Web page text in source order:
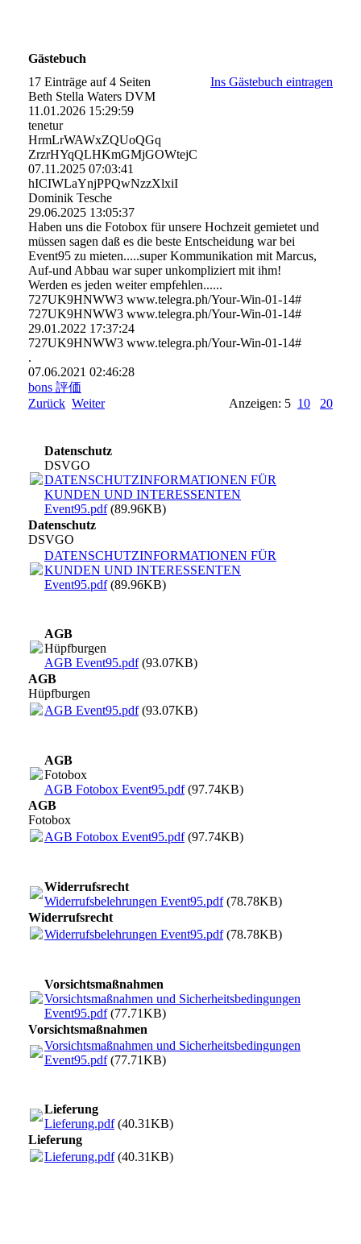
Gästebuch
17 Einträge auf 4 Seiten
Ins Gästebuch eintragen
Beth Stella Waters DVM
11.01.2026 15:29:59
tenetur
HrmLrWAWxZQUoQGq
ZrzrHYqQLHKmGMjGOWtejC
07.11.2025 07:03:41
hICIWLaYnjPPQwNzzXlxiI
Dominik Tesche
29.06.2025 13:05:37
Haben uns die Fotobox für unsere Hochzeit gemietet und
müssen sagen daß es die beste Entscheidung war bei
Event95 zu mieten.....super Kommunikation mit Marcus,
Auf-und Abbau war super unkompliziert mit ihm!
Werden es jeden weiter empfehlen......
727UK9HNWW3 www.telegra.ph/Your-Win-01-14#
727UK9HNWW3 www.telegra.ph/Your-Win-01-14#
29.01.2022 17:37:24
727UK9HNWW3 www.­telegra.­ph/­Your-­Win-­01-­14#­
.
07.06.2021 02:46:28
bons 評価
Zurück Weiter Anzeigen: 5 10 20
Datenschutz
DSVGO
DATENSCHUTZINFORMATIONEN FÜR
KUNDEN UND INTERESSENTEN
Event95.pdf(89.96KB)
Datenschutz
DSVGO
DATENSCHUTZINFORMATIONEN FÜR
KUNDEN UND INTERESSENTEN
Event95.pdf(89.96KB)
AGB
Hüpfburgen
AGB Event95.pdf(93.07KB)
AGB
Hüpfburgen
AGB Event95.pdf(93.07KB)
AGB
Fotobox
AGB Fotobox Event95.pdf(97.74KB)
AGB
Fotobox
AGB Fotobox Event95.pdf(97.74KB)
Widerrufsrecht
Widerrufsbelehrungen Event95.pdf(78.78KB)
Widerrufsrecht
Widerrufsbelehrungen Event95.pdf(78.78KB)
Vorsichtsmaßnahmen
Vorsichtsmaßnahmen und Sicherheitsbedingungen
Event95.pdf(77.71KB)
Vorsichtsmaßnahmen
Vorsichtsmaßnahmen und Sicherheitsbedingungen
Event95.pdf(77.71KB)
Lieferung
Lieferung.pdf(40.31KB)
Lieferung
Lieferung.pdf(40.31KB)